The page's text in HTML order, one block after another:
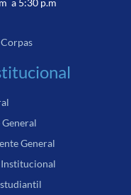
a 5:30 p.m
General
Institucional